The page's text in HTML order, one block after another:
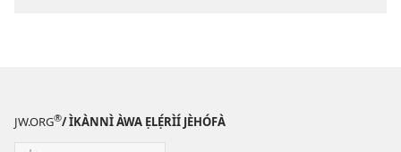
jáde
JW.ORG®/ ÌKÀNNÌ ÀWA ẸLẸ́RÌÍ JÈHÓFÀ